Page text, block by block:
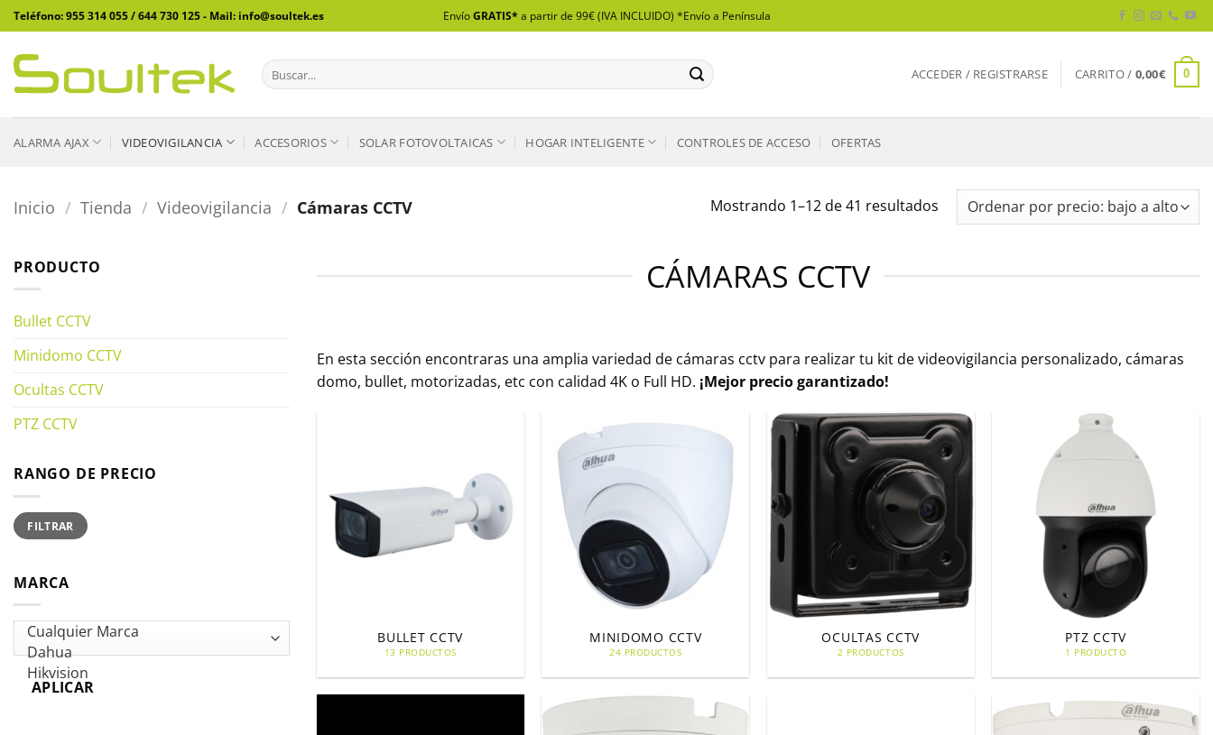
Saltar
al
contenido
Teléfono: 955 314 055 / 644 730 125 - Mail: info@soultek.es EnvíoGRATIS* a partir de 99€ (IVA INCLUIDO) *Envío a Península
Buscar
por:
ACCEDER / REGISTRARSE CARRITO / 0,00€ 0
ALARMA AJAX VIDEOVIGILANCIA ACCESORIOS SOLAR FOTOVOLTAICAS HOGAR INTELIGENTE CONTROLES DE ACCESO OFERTAS
Inicio / Tienda / Videovigilancia / Cámaras CCTV Mostrando 1–12 de 41 resultadosOrdenado
por
bajo
PRODUCTO
Bullet CCTV
Minidomo CCTV
Ocultas CCTV
PTZ CCTV
RANGO DE PRECIO
Precio
mínimo
Precio
máximo
FILTRAR
MARCA
APLICAR
CÁMARAS CCTV
En esta sección encontraras una amplia variedad de cámaras cctv para realizar tu kit de videovigilancia personalizado, cámaras
domo, bullet, motorizadas, etc con calidad 4K o Full HD. ¡Mejor precio garantizado!
BULLET CCTV
13 PRODUCTOS
MINIDOMO CCTV
24 PRODUCTOS
OCULTAS CCTV
2 PRODUCTOS
PTZ CCTV
1 PRODUCTO